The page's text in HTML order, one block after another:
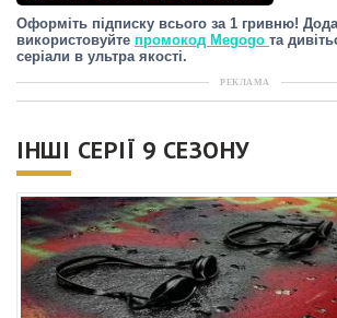
Оформіть підписку всього за 1 гривню!
використовуйте промокод Megogo та
серіали в ультра якості.
РЕКЛАМА
ІНШІ СЕРІЇ 9 СЕЗОНУ